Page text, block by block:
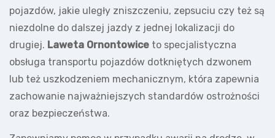
pojazdów, jakie uległy zniszczeniu, zepsuciu czy też są
niezdolne do dalszej jazdy z jednej lokalizacji do
drugiej. Laweta Ornontowice to specjalistyczna
obsługa transportu pojazdów dotkniętych dzwonem
lub też uszkodzeniem mechanicznym, która zapewnia
zachowanie najważniejszych standardów ostrożności
oraz bezpieczeństwa.